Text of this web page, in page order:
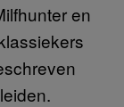
en